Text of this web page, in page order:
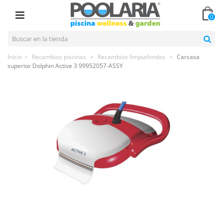
0
Inicio > Recambios piscinas > Recambios limpiafondos > Carcasa
superior Dolphin Active 3 99952057-ASSY